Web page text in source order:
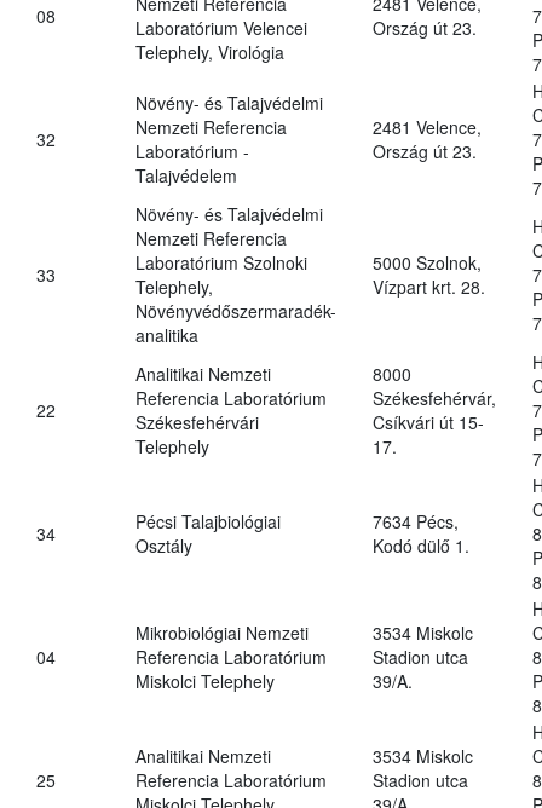
08
Laboratórium Velencei
Telephely, Virológia
Ország út 23.
32
Növény- és Talajvédelmi
Nemzeti Referencia
Laboratórium -
Talajvédelem
2481 Velence,
Ország út 23.
33
Növény- és Talajvédelmi
Nemzeti Referencia
Laboratórium Szolnoki
Telephely,
Növényvédőszermaradék-
analitika
5000 Szolnok,
Vízpart krt. 28.
22
Analitikai Nemzeti
Referencia Laboratórium
Székesfehérvári
Telephely
8000
Székesfehérvár,
Csíkvári út 15-
17.
34
Pécsi Talajbiológiai
Osztály
7634 Pécs,
Kodó dülő 1.
04
Mikrobiológiai Nemzeti
Referencia Laboratórium
Miskolci Telephely
3534 Miskolc
Stadion utca
39/A.
25
Analitikai Nemzeti
Referencia Laboratórium
3534 Miskolc
Stadion utca